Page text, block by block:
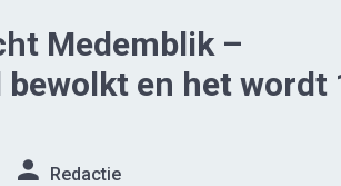
Medemblik –
bewolkt en het wordt
Redactie